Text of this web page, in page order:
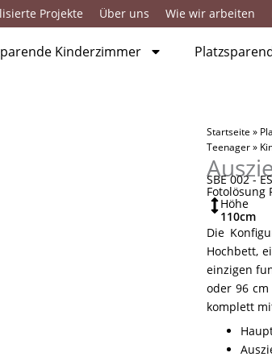
Projekte Über uns Wie wir arbeiten
Kinderzimmer
Startseite »
Teenager»
SBE 002 -
Fotolösung
Höhe
110cm
Die
Hochbett,
einzigen
oder 96
komplett